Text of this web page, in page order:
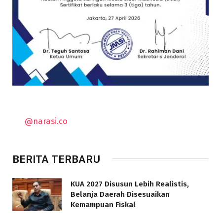
@narasi.co
BERITA TERBARU
KUA 2027 Disusun Lebih Realistis,
Belanja Daerah Disesuaikan
Kemampuan Fiskal